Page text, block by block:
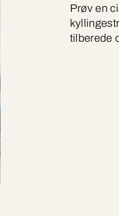
Prøv en
tilberede